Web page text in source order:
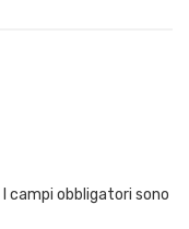
I campi obbligatori sono